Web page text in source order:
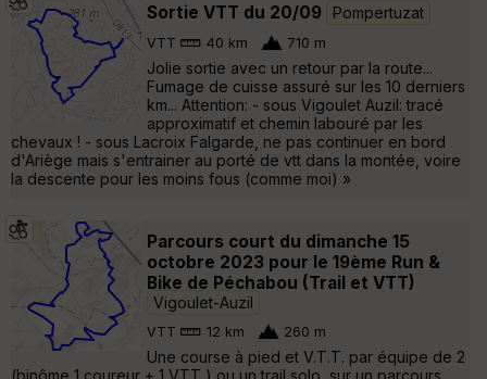
Sortie VTT du 20/09 Pompertuzat
VTT 40 km 710 m
Jolie sortie avec un retour par la route...
Fumage de cuisse assuré sur les 10 derniers
km... Attention: - sous Vigoulet Auzil: tracé
approximatif et chemin labouré par les
chevaux ! - sous Lacroix Falgarde, ne pas continuer en bord
d'Ariège mais s'entrainer au porté de vtt dans la montée, voire
la descente pour les moins fous (comme moi) »
Parcours court du dimanche 15
octobre 2023 pour le 19ème Run &
Bike de Péchabou (Trail et VTT)
Vigoulet-Auzil
VTT 12 km 260 m
Une course à pied et V.T.T. par équipe de 2
(binôme 1 coureur + 1 VTT ) ou un trail solo, sur un parcours